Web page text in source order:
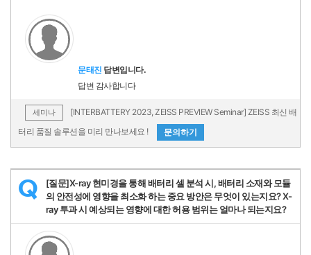
문태진 답변입니다.
답변 감사합니다
세미나
[INTERBATTERY 2023, ZEISS PREVIEW Seminar] ZEISS 최신 배
터리 품질 솔루션을 미리 만나보세요 !
문의하기
Q
[질문]X-ray 현미경을 통해 배터리 셀 분석 시, 배터리 소재와 모듈
의 안전성에 영향을 최소화 하는 중요 방안은 무엇이 있는지요? X-
ray 투과 시 예상되는 영향에 대한 허용 범위는 얼마나 되는지요?